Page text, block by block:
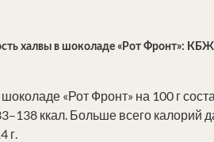
халвы в шоколаде «Рот Фронт»:
«Рот Фронт» на 100 г
ккал. Больше всего калорий
г.